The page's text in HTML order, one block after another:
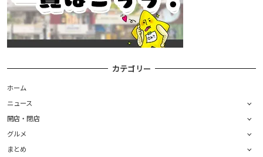
カテゴリー
ホーム
ニュース
開店・閉店
グルメ
まとめ